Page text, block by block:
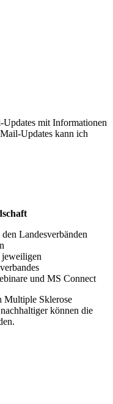
mit Informationen
Updates kann ich
Landesverbänden
und MS Connect
Multiple Sklerose
können die